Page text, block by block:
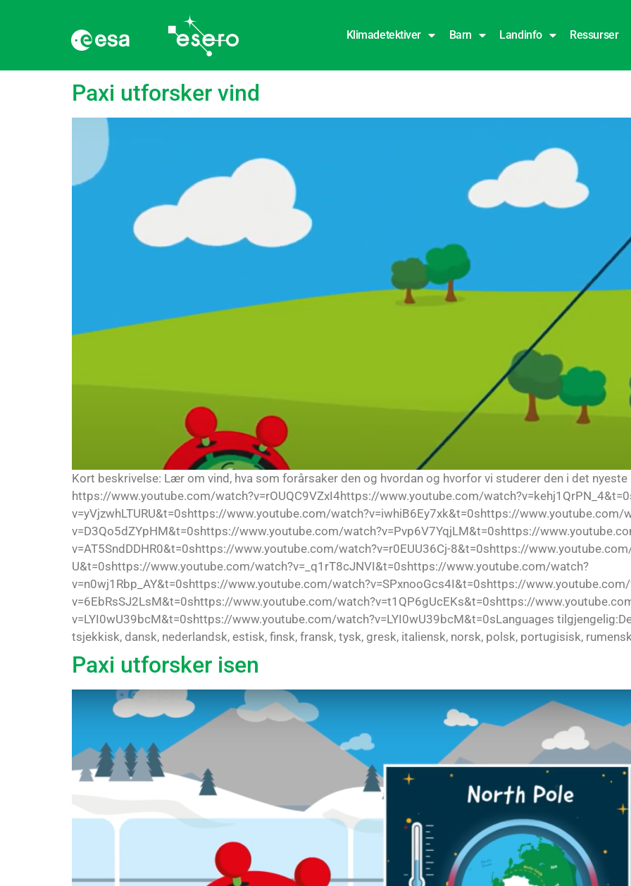
Klimadetektiver Barn Landinfo Ressurser
language:Spansk
Paxi utforsker vind
Kort beskrivelse: Lær om vind, hva som forårsaker den og hvordan og hvorfor vi studerer den i det nyeste
https://www.youtube.com/watch?v=rOUQC9VZxI4https://www.youtube.com/
v=yVjzwhLTURU&t=0shttps://www.youtube.com/watch?v=iwhiB6Ey7xk&t=0shttps://www.youtube.com/
v=D3Qo5dZYpHM&t=0shttps://www.youtube.com/watch?v=Pvp6V7YqjLM&t=0shttps://
v=AT5SndDDHR0&t=0shttps://www.youtube.com/watch?v=r0EUU36Cj-8&t=0shttps://
U&t=0shttps://www.youtube.com/watch?v=_q1rT8cJNVI&t=0shttps://www.youtube.com/watch?
v=n0wj1Rbp_AY&t=0shttps://www.youtube.com/watch?v=SPxnooGcs4I&t=0shttps://
v=6EbRsSJ2LsM&t=0shttps://www.youtube.com/watch?v=t1QP6gUcEKs&t=0shttps://
v=LYI0wU39bcM&t=0shttps://www.youtube.com/watch?v=LYI0wU39bcM&t=0sLanguages
tsjekkisk, dansk, nederlandsk, estisk, finsk, fransk, tysk, gresk, italiensk, norsk, polsk, portugisisk,
Paxi utforsker isen